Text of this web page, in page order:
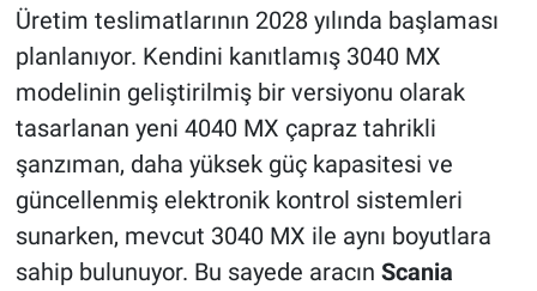
Üretim teslimatlarının 2028 yılında başlaması
planlanıyor. Kendini kanıtlamış 3040 MX
modelinin geliştirilmiş bir versiyonu olarak
tasarlanan yeni 4040 MX çapraz tahrikli
şanzıman, daha yüksek güç kapasitesi ve
güncellenmiş elektronik kontrol sistemleri
sunarken, mevcut 3040 MX ile aynı boyutlara
sahip bulunuyor. Bu sayede aracın Scania